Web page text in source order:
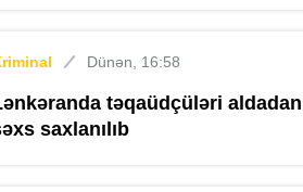
Dünən, 16:58
təqaüdçüləri aldadan
saxlanılıb